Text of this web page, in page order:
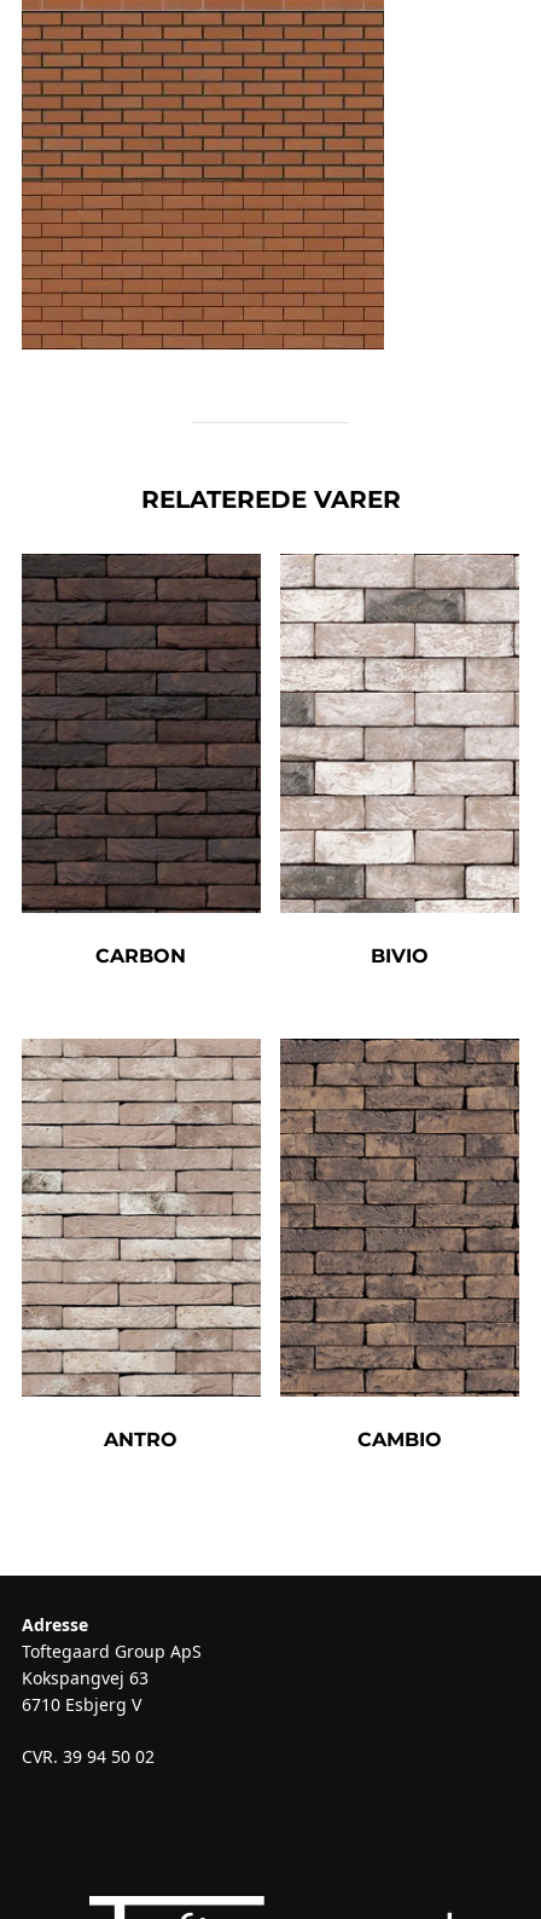
RELATEREDE VARER
CARBON BIVIO
ANTRO CAMBIO
Adresse
Toftegaard Group ApS
Kokspangvej 63
6710 Esbjerg V
CVR. 39 94 50 02